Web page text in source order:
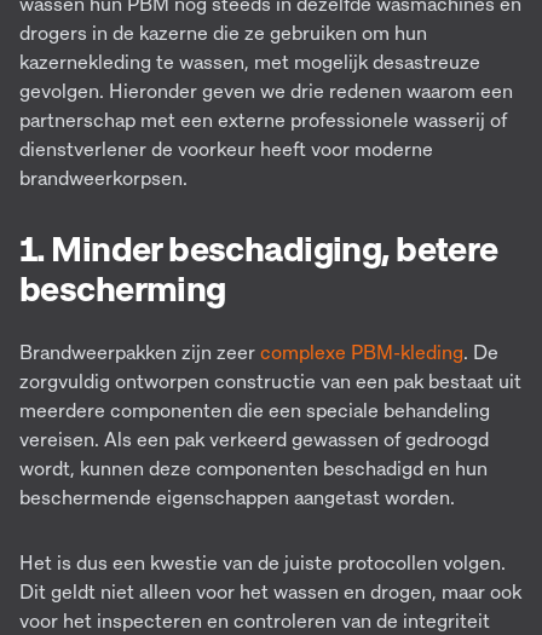
drogers in de kazerne die ze gebruiken om hun
kazernekleding te wassen, met mogelijk desastreuze
gevolgen. Hieronder geven we drie redenen waarom een
partnerschap met een externe professionele wasserij of
dienstverlener de voorkeur heeft voor moderne
brandweerkorpsen.
1. Minder beschadiging, betere
bescherming
Brandweerpakken zijn zeer complexe PBM-kleding. De
zorgvuldig ontworpen constructie van een pak bestaat uit
meerdere componenten die een speciale behandeling
vereisen. Als een pak verkeerd gewassen of gedroogd
wordt, kunnen deze componenten beschadigd en hun
beschermende eigenschappen aangetast worden.
Het is dus een kwestie van de juiste protocollen volgen.
Dit geldt niet alleen voor het wassen en drogen, maar ook
voor het inspecteren en controleren van de integriteit